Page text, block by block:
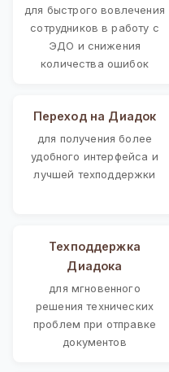
для быстрого вовлечения
сотрудников в работу с
ЭДО и снижения
количества ошибок
Переход на Диадок
для получения более
удобного интерфейса и
лучшей техподдержки
Техподдержка
Диадока
для мгновенного
решения технических
проблем при отправке
документов